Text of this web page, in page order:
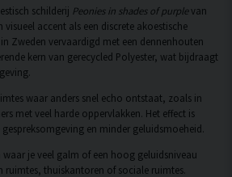
schilderij Peonies in shades of purplevan
accent als een discrete akoestische
Zweden vervaardigd met een dennenhouten
kern van gerecycled Polyester, wat bijdraagt
waar anders snel echo ontstaat, zoals in
met veel harde oppervlakken. Het effect is
en minder geluidsmoeheid.
je veel galm of een hoog geluidsniveau
thuiskantoren of sociale ruimtes.